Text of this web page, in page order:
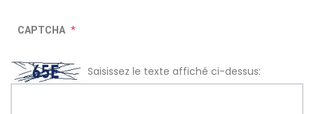
CAPTCHA *
Saisissez le texte affiché ci-dessus: